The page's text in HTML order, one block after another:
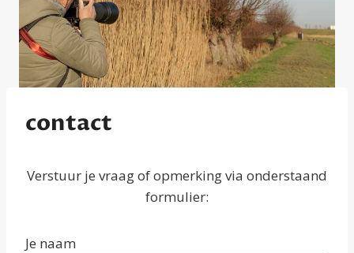
contact
Verstuur je vraag of opmerking via onderstaand
formulier:
Je naam